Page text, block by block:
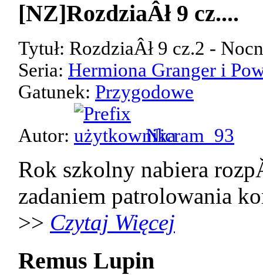
[NZ]RozdziaÂł 9 cz....
Tytuł: RozdziaÂł 9 cz.2 -
Seria: Hermiona Granger i
Gatunek: Przygodowe
Autor: Nicram_93
Rok szkolny nabiera
zadaniem patrolowania
>> Czytaj Więcej
Remus Lupin